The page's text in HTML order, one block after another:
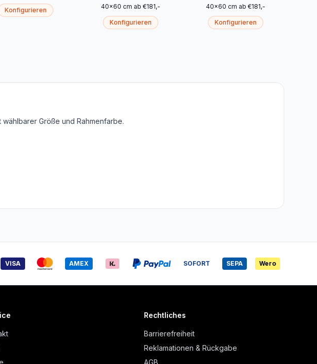
Konfigurieren
40x60 cm ab €181,-
Konfigurieren
40x60 cm ab €181,-
Konfigurieren
Größe und Rahmenfarbe.
VISA AMEX SOFORT SEPA Wero
Rechtliches
Barrierefreiheit
Reklamationen & Rückgabe
AGB